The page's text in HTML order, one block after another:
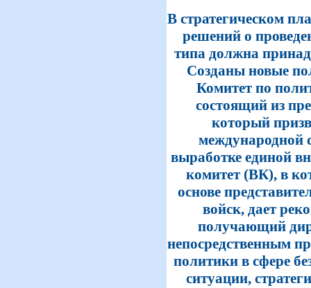
В стратегическом
решений о
типа должна
Созданы новые
Комитет по
состоящий из
который
международной
выработке единой
комитет (ВК), в
основе
войск, дает
получающий
непосредственным
политики в сфере
ситуации,